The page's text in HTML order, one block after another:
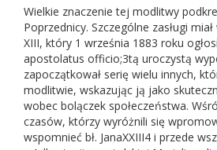
Wielkie znaczenie tej modlitwy
Poprzednicy. Szczególne zasługi
XIII, który 1 września 1883 roku
apostolatus officio;3tą uroczystą
zapoczątkował serię wielu innych,
modlitwie, wskazując ją jako
wobec bolączek społeczeństwa.
czasów, którzy wyróżnili się
wspomnieć bł. JanaXXIII4 i przede